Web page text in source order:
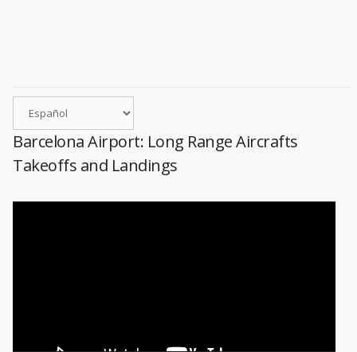
Barcelona Airport: Long Range Aircrafts
Takeoffs and Landings